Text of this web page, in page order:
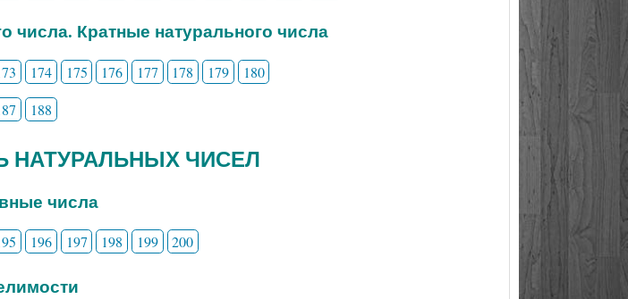
числа. Кратные натурального числа
174 175 176 177 178 179
180
188
НАТУРАЛЬНЫХ ЧИСЕЛ
числа
196 197 198 199 200